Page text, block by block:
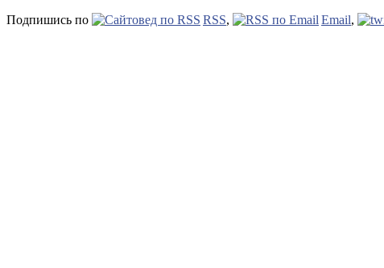
Подпишись по
RSS, Email,